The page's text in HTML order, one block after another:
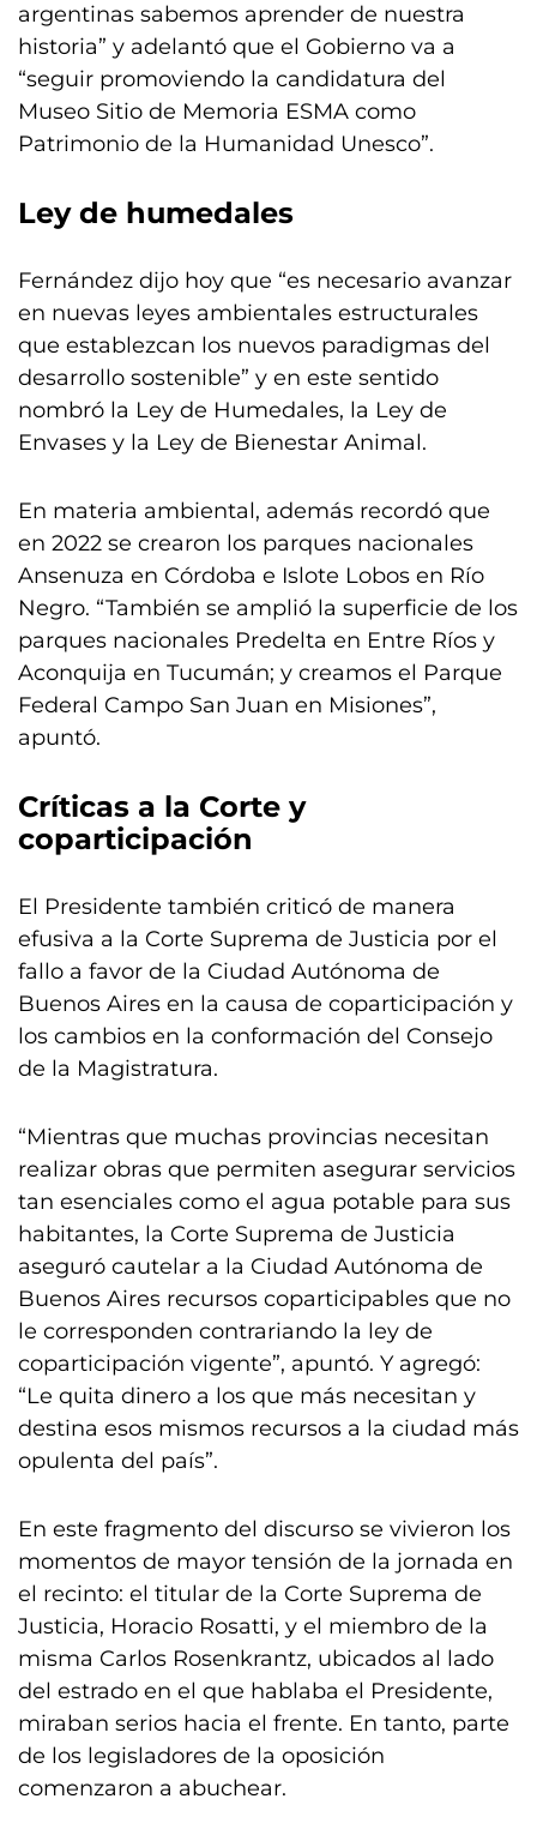
argentinas sabemos aprender de nuestra
historia” y adelantó que el Gobierno va a
“seguir promoviendo la candidatura del
Museo Sitio de Memoria ESMA como
Patrimonio de la Humanidad Unesco”.
Ley de humedales
Fernández dijo hoy que “es necesario avanzar
en nuevas leyes ambientales estructurales
que establezcan los nuevos paradigmas del
desarrollo sostenible” y en este sentido
nombró la Ley de Humedales, la Ley de
Envases y la Ley de Bienestar Animal.
En materia ambiental, además recordó que
en 2022 se crearon los parques nacionales
Ansenuza en Córdoba e Islote Lobos en Río
Negro. “También se amplió la superficie de los
parques nacionales Predelta en Entre Ríos y
Aconquija en Tucumán; y creamos el Parque
Federal Campo San Juan en Misiones”,
apuntó.
Críticas a la Corte y
coparticipación
El Presidente también criticó de manera
efusiva a la Corte Suprema de Justicia por el
fallo a favor de la Ciudad Autónoma de
Buenos Aires en la causa de coparticipación y
los cambios en la conformación del Consejo
de la Magistratura.
“Mientras que muchas provincias necesitan
realizar obras que permiten asegurar servicios
tan esenciales como el agua potable para sus
habitantes, la Corte Suprema de Justicia
aseguró cautelar a la Ciudad Autónoma de
Buenos Aires recursos coparticipables que no
le corresponden contrariando la ley de
coparticipación vigente”, apuntó. Y agregó:
“Le quita dinero a los que más necesitan y
destina esos mismos recursos a la ciudad más
opulenta del país”.
En este fragmento del discurso se vivieron los
momentos de mayor tensión de la jornada en
el recinto: el titular de la Corte Suprema de
Justicia, Horacio Rosatti, y el miembro de la
misma Carlos Rosenkrantz, ubicados al lado
del estrado en el que hablaba el Presidente,
miraban serios hacia el frente. En tanto, parte
de los legisladores de la oposición
comenzaron a abuchear.